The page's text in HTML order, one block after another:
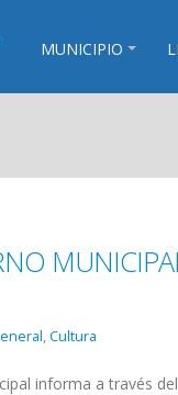
MUNICIPIO
,Cultura
informa a través